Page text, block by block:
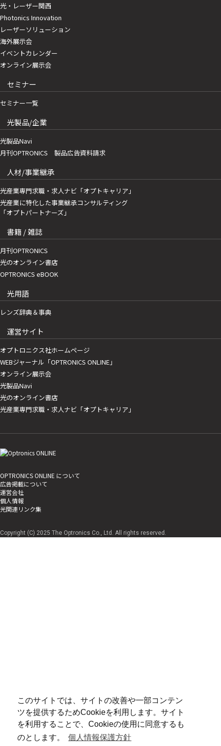
このサイトでは、サイトの改善や一部コンテン
ツを提供するためCookieを利用します。サイト
を利用することで、Cookieの使用に同意するも
のとします。
個人情報保護方針
光・レーザー関西
Photonics Innovation
レーザーソリューション
海外展示会
イベントカレンダー
オンライン展示会
セミナー
セミナー一覧
光製品/企業
光製品Navi
月刊OPTRONICS 製品広告資料請求
人材/事業継承
光産業専門求職・求人ナビ「オプトキャリア」
光産業に特化した事業継承コンサルティング
「オプトパートナーズ」
書籍 / 雑誌
月刊OPTRONICS
光のオンライン書店
OPTRONICS eBOOK
光用語
レンズ辞典＆事典
運営サイト
オプトロニクス社ホームページ
WEBジャーナル「OPTRONICS ONLINE」
オンライン展示会
光製品Navi
光のオンライン書店
光産業専門求職・求人ナビ「オプトキャリア」
OPTRONICS ONLINE について
広告掲載について
運営会社
個人情報
光関連リンク集
Copyright (C) 2025 The Optronics Co., Ltd. All rights reserved.